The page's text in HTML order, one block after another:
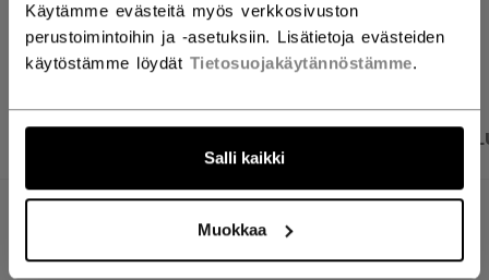
Käytämme evästeitä myös verkkosivuston
perustoimintoihin ja -asetuksiin. Lisätietoja evästeiden
käytöstämme löydät Tietosuojakäytännöstämme.
Salli kaikki
Muokkaa
AVAA
TEKNISET TIEDOT
TUNNUS
HGFT880-SR